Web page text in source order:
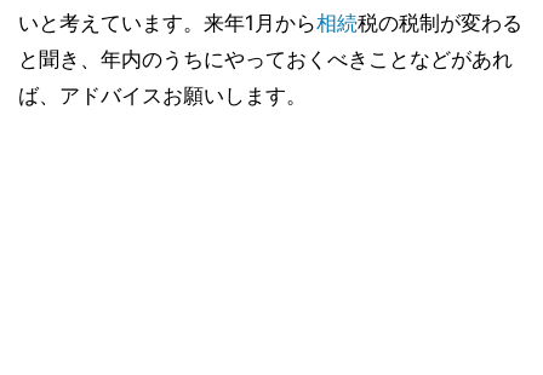
いと考えています。来年1月から相続税の税制が変わる
と聞き、年内のうちにやっておくべきことなどがあれ
ば、アドバイスお願いします。